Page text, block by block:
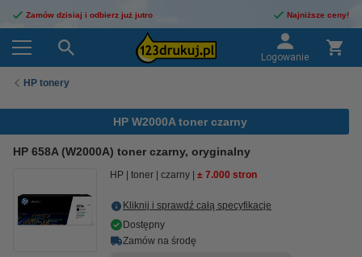
Zamów dzisiaj i odbierz już jutro Najniższe ceny!
Logowanie
HP tonery
HP W2000A toner czarny
HP 658A (W2000A) toner czarny, oryginalny
HP toner czarny ± 7.000 stron
Kliknij i sprawdź całą specyfikacje
Dostępny
Zamów na środę